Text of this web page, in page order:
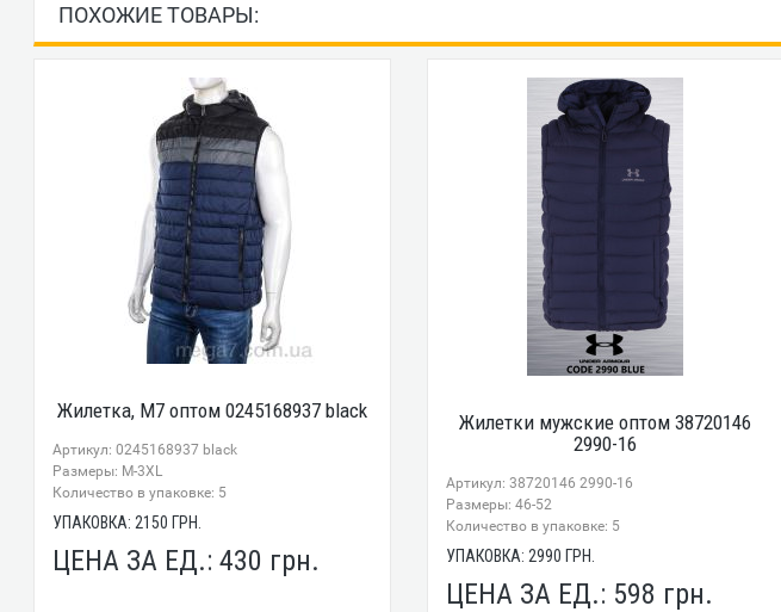
ПОХОЖИЕ ТОВАРЫ:
Жилетка, M7 оптом 0245168937 black
Артикул: 0245168937 black
Размеры: M-3XL
Количество в упаковке: 5
УПАКОВКА: 2150 ГРН.
ЦЕНА ЗА ЕД.:430 грн.
Жилетки мужские оптом 38720146
2990-16
Артикул: 38720146 2990-16
Размеры: 46-52
Количество в упаковке: 5
УПАКОВКА: 2990 ГРН.
ЦЕНА ЗА ЕД.: 598 грн.